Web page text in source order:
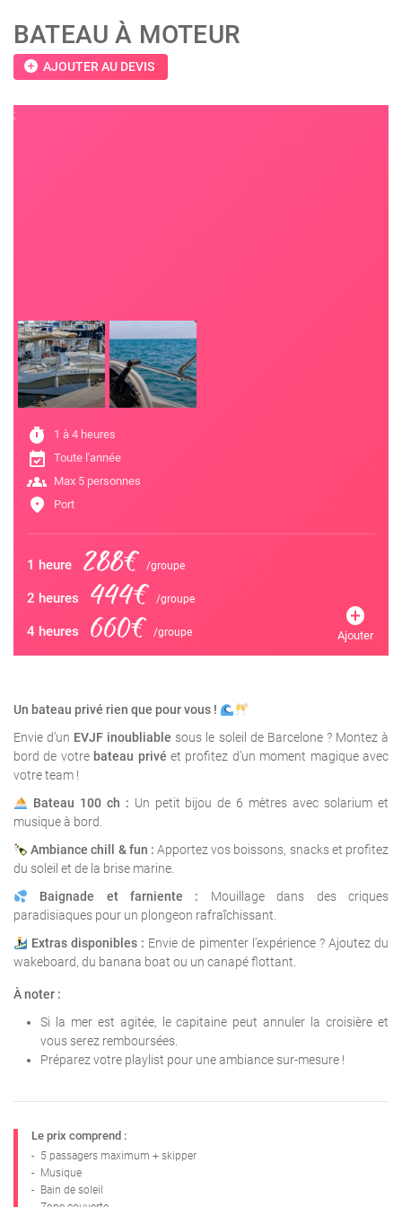
BATEAU À MOTEUR
add_circle AJOUTER AU DEVIS
;
timer 1 à 4 heures
event_available Toute l'année
groups Max 5 personnes
location_on Port
1 heure 288€ /groupe
2 heures 444€ /groupe
4 heures 660€ /groupe
add_circle
Ajouter
Un bateau privé rien que pour vous !
Envie d’un EVJF inoubliable sous le soleil de Barcelone ? Montez à
bord de votre bateau privé et profitez d’un moment magique avec
votre team !
Bateau 100 ch : Un petit bijou de 6 mètres avec solarium et
musique à bord.
Ambiance chill & fun : Apportez vos boissons, snacks et profitez
du soleil et de la brise marine.
Baignade et farniente : Mouillage dans des criques
paradisiaques pour un plongeon rafraîchissant.
Extras disponibles : Envie de pimenter l’expérience ? Ajoutez du
wakeboard, du banana boat ou un canapé flottant.
À noter :
Si la mer est agitée, le capitaine peut annuler la croisière et
vous serez remboursées.
Préparez votre playlist pour une ambiance sur-mesure !
Le prix comprend :
- 5 passagers maximum + skipper
- Musique
- Bain de soleil